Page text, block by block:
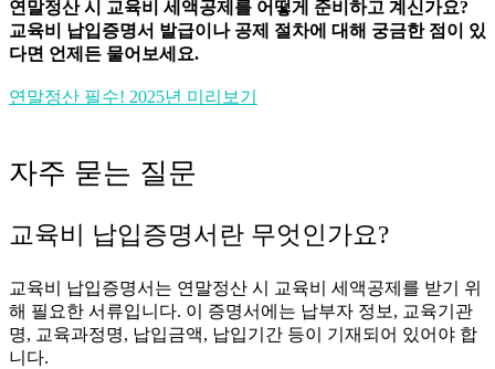
연말정산 시 교육비 세액공제를 어떻게 준비하고 계신가요?
교육비 납입증명서 발급이나 공제 절차에 대해 궁금한 점이 있
다면 언제든 물어보세요.
연말정산 필수! 2025년 미리보기
자주 묻는 질문
교육비 납입증명서란 무엇인가요?
교육비 납입증명서는 연말정산 시 교육비 세액공제를 받기 위
해 필요한 서류입니다. 이 증명서에는 납부자 정보, 교육기관
명, 교육과정명, 납입금액, 납입기간 등이 기재되어 있어야 합
니다.